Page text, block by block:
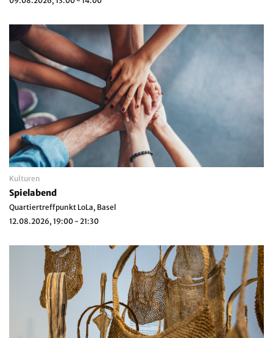
Kulturen
Spielabend
Quartiertreffpunkt LoLa, Basel
12.08.2026, 19:00 - 21:30